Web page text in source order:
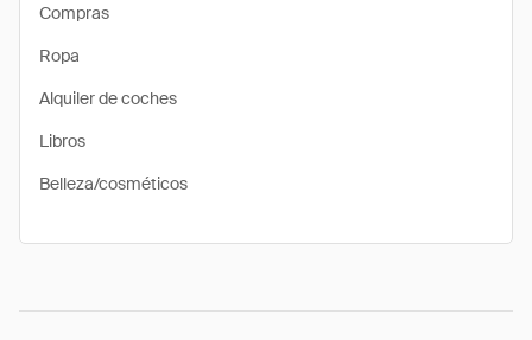
Compras
Ropa
Alquiler de coches
Libros
Belleza/cosméticos